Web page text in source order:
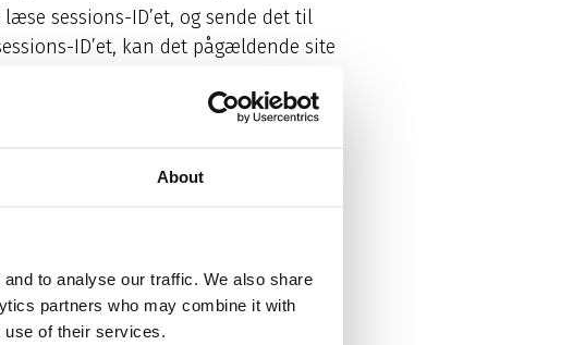
About
to analyse our traffic. We also share
partners who may combine it with
use of their services.
sessions-ID’et, og sende det til
ID’et, kan det pågældende site